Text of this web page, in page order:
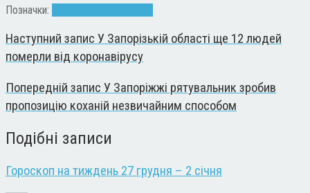
Позначки:
Наступний запис У Запорізькій області ще 12 людей
померли від коронавірусу
Попередній запис У Запоріжжі рятувальник зробив
пропозицію коханій незвичайним способом
Подібні записи
Гороскоп на тиждень 27 грудня – 2 січня